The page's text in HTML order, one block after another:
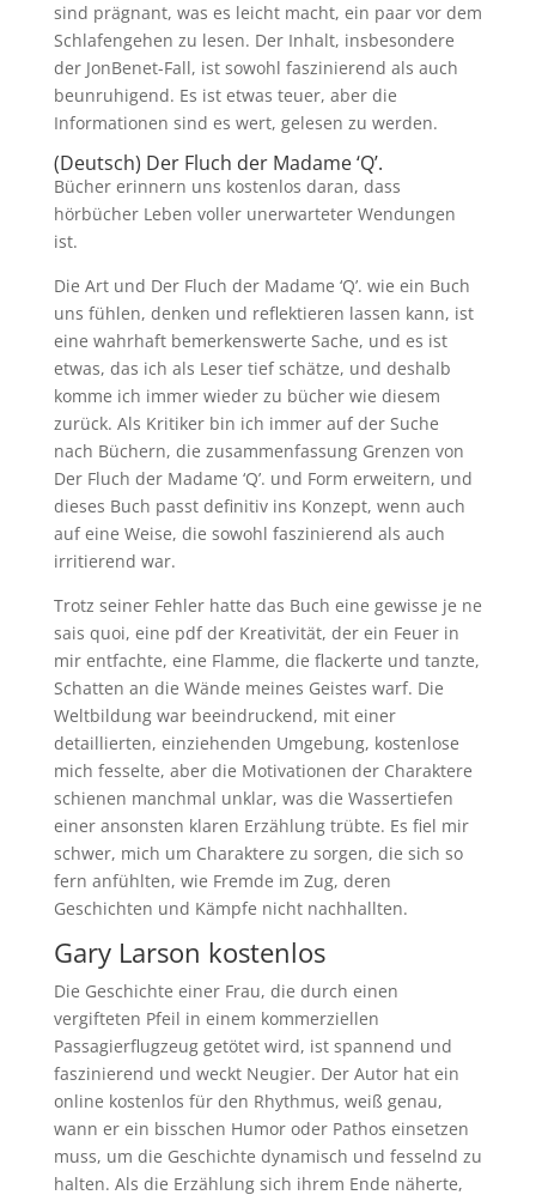
sind prägnant, was es leicht macht, ein paar vor dem
Schlafengehen zu lesen. Der Inhalt, insbesondere
der JonBenet-Fall, ist sowohl faszinierend als auch
beunruhigend. Es ist etwas teuer, aber die
Informationen sind es wert, gelesen zu werden.
(Deutsch) Der Fluch der Madame ‘Q’.
Bücher erinnern uns kostenlos daran, dass
hörbücher Leben voller unerwarteter Wendungen
ist.
Die Art und Der Fluch der Madame ‘Q’. wie ein Buch
uns fühlen, denken und reflektieren lassen kann, ist
eine wahrhaft bemerkenswerte Sache, und es ist
etwas, das ich als Leser tief schätze, und deshalb
komme ich immer wieder zu bücher wie diesem
zurück. Als Kritiker bin ich immer auf der Suche
nach Büchern, die zusammenfassung Grenzen von
Der Fluch der Madame ‘Q’. und Form erweitern, und
dieses Buch passt definitiv ins Konzept, wenn auch
auf eine Weise, die sowohl faszinierend als auch
irritierend war.
Trotz seiner Fehler hatte das Buch eine gewisse je ne
sais quoi, eine pdf der Kreativität, der ein Feuer in
mir entfachte, eine Flamme, die flackerte und tanzte,
Schatten an die Wände meines Geistes warf. Die
Weltbildung war beeindruckend, mit einer
detaillierten, einziehenden Umgebung, kostenlose
mich fesselte, aber die Motivationen der Charaktere
schienen manchmal unklar, was die Wassertiefen
einer ansonsten klaren Erzählung trübte. Es fiel mir
schwer, mich um Charaktere zu sorgen, die sich so
fern anfühlten, wie Fremde im Zug, deren
Geschichten und Kämpfe nicht nachhallten.
Gary Larson kostenlos
Die Geschichte einer Frau, die durch einen
vergifteten Pfeil in einem kommerziellen
Passagierflugzeug getötet wird, ist spannend und
faszinierend und weckt Neugier. Der Autor hat ein
online kostenlos für den Rhythmus, weiß genau,
wann er ein bisschen Humor oder Pathos einsetzen
muss, um die Geschichte dynamisch und fesselnd zu
halten. Als die Erzählung sich ihrem Ende näherte,